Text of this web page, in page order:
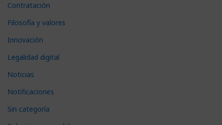
Contratación
Filosofía y valores
Innovación
Legalidad digital
Noticias
Notificaciones
Sin categoría